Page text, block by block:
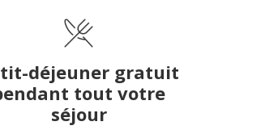
déjeuner gratuit
tout votre
séjour